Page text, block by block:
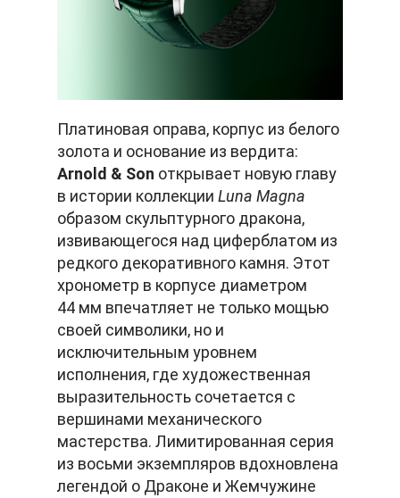
Платиновая оправа, корпус из белого
золота и основание из вердита:
Arnold & Son открывает новую главу
в истории коллекции Luna Magna
образом скульптурного дракона,
извивающегося над циферблатом из
редкого декоративного камня. Этот
хронометр в корпусе диаметром
44 мм впечатляет не только мощью
своей символики, но и
исключительным уровнем
исполнения, где художественная
выразительность сочетается с
вершинами механического
мастерства. Лимитированная серия
из восьми экземпляров вдохновлена
легендой о Драконе и Жемчужине